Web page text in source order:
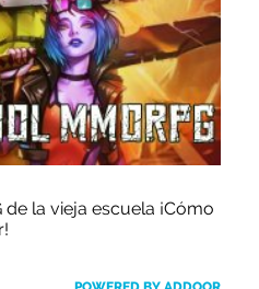
la vieja escuela ¡Cómo